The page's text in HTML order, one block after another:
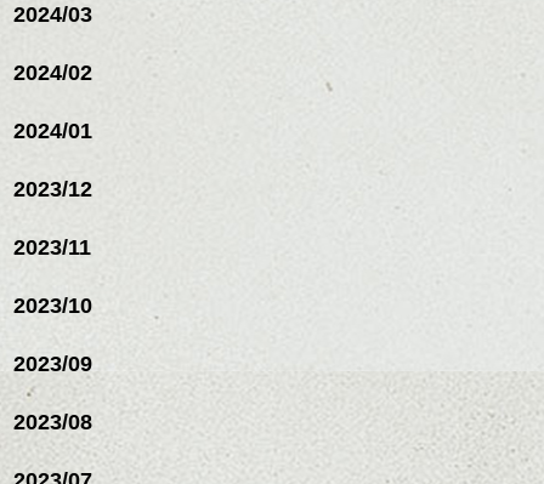
2024/03
2024/02
2024/01
2023/12
2023/11
2023/10
2023/09
2023/08